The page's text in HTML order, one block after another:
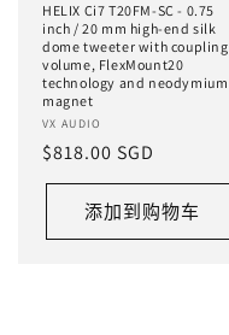
HELIX Ci7 T20FM-SC - 0.75
inch / 20 mm high-end silk
dome tweeter with coupling
volume, FlexMount20
technology and neodymium
magnet
厂
商：
VX AUDIO
常
规
格
$818.00 SGD
添加到购物车